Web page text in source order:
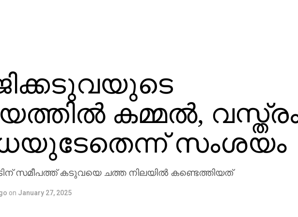
കമ്മൽ,
സംശയം
സമീപത്ത് കടുവയെ ചത്ത നിലയില്‍ കണ്ടെത്തിയത്
on January 27, 2025